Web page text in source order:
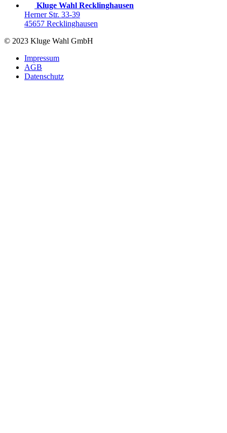
Kluge Wahl Recklinghausen
Herner Str. 33-39
45657 Recklinghausen
© 2023 Kluge Wahl GmbH
Impressum
AGB
Datenschutz